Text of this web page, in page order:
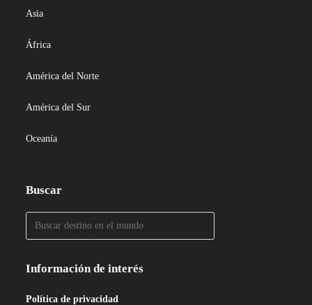
Asia
África
América del Norte
América del Sur
Oceanía
Buscar
Información de interés
Política de privacidad